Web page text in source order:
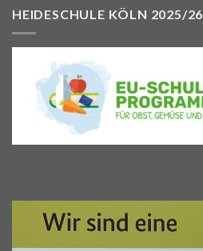
HEIDESCHULE KÖLN 2025/26